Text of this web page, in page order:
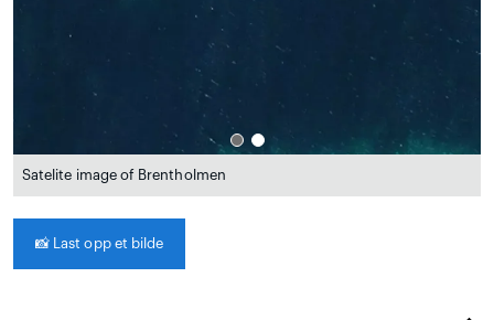
Satelite image of Brentholmen
📸 Last opp et bilde